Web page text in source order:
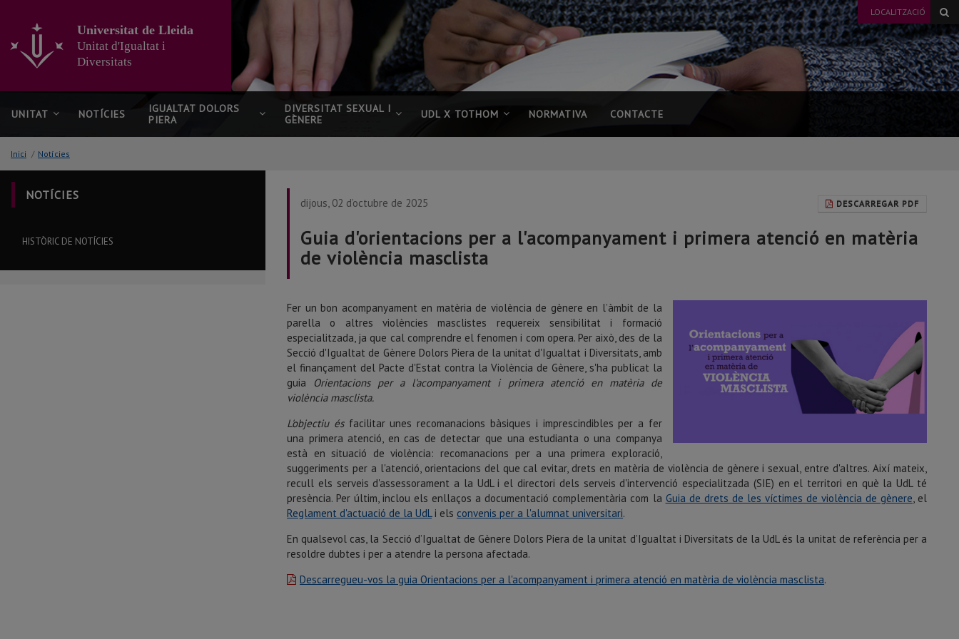
contingut
principal
pàgina
LOCALITZACIÓ
Universitat de Lleida
Unitat d'Igualtat i
Diversitats
UNITAT NOTÍCIES
IGUALTAT DOLORS
PIERA
DIVERSITAT SEXUAL I
GÈNERE
UDL X TOTHOM NORMATIVA CONTACTE
Inici / Notícies
NOTÍCIES
HISTÒRIC DE NOTÍCIES
DESCARREGAR PDF
dijous, 02 d’octubre de 2025
Guia d'orientacions per a l'acompanyament i primera atenció en matèria
de violència masclista
Fer un bon acompanyament en matèria de violència de gènere en l’àmbit de la
parella o altres violències masclistes requereix sensibilitat i formació
especialitzada, ja que cal comprendre el fenomen i com opera. Per això, des de la
Secció d'Igualtat de Gènere Dolors Piera de la unitat d'Igualtat i Diversitats, amb
el finançament del Pacte d'Estat contra la Violència de Gènere, s'ha publicat la
guia Orientacions per a l'acompanyament i primera atenció en matèria de
violència masclista.
L'objectiu ésfacilitar unes recomanacions bàsiques i imprescindibles per a fer
una primera atenció, en cas de detectar que una estudianta o una companya
està en situació de violència: recomanacions per a una primera exploració,
suggeriments per a l'atenció, orientacions del que cal evitar, drets en matèria de violència de gènere i sexual, entre d'altres. Així mateix,
recull els serveis d'assessorament a la UdL i el directori dels serveis d'intervenció especialitzada (SIE) en el territori en què la UdL té
presència. Per últim, inclou els enllaços a documentació complementària com la Guia de drets de les víctimes de violència de gènere, el
Reglament d'actuació de la UdLi els convenis per a l'alumnat universitari.
En qualsevol cas, la Secció d’Igualtat de Gènere Dolors Piera de la unitat d’Igualtat i Diversitats de la UdL és la unitat de referència per a
resoldre dubtes i per a atendre la persona afectada.
Descarregueu-vos la guia Orientacions per a l'acompanyament i primera atenció en matèria de violència masclista.